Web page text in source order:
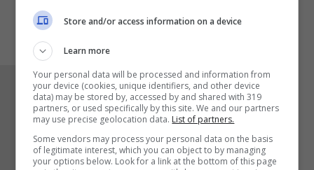
Strizzate sopra illimone, aggiungete l’olio
aggiustate disalee dipepe . Mescolate
delicatamente per unire tutti gli ingredienti,
avendo cura di non schiacciare troppo la feta.
Lasciate l’insalata insaporirsi per circa 30
Store and/or access information on a device
Learn more
Your personal data will be processed and information from
your device (cookies, unique identifiers, and other device
data) may be stored by, accessed by and shared with 319
partners, or used specifically by this site. We and our partners
may use precise geolocation data. List of partners.
Some vendors may process your personal data on the basis
of legitimate interest, which you can object to by managing
your options below. Look for a link at the bottom of this page